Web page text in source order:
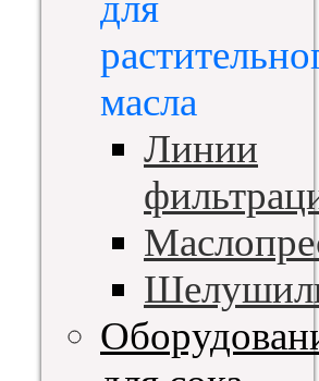
масла
Линии